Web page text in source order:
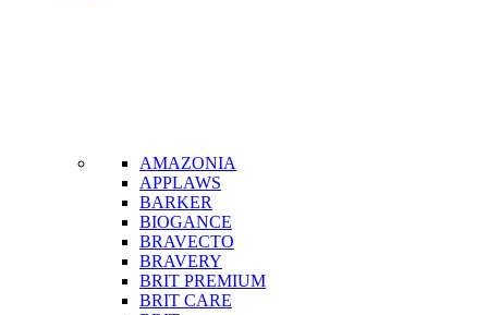
AMAZONIA
APPLAWS
BARKER
BIOGANCE
BRAVECTO
BRAVERY
BRIT PREMIUM
BRIT CARE